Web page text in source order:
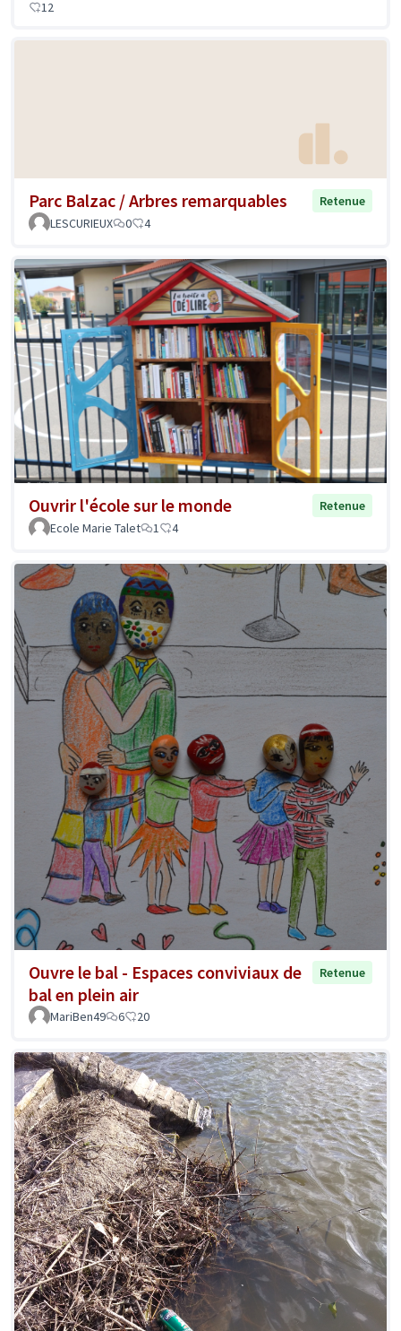
12
Parc Balzac / Arbres remarquables
Retenue
LESCURIEUX
0 4
Ouvrir l'école sur le monde
Retenue
Ecole Marie Talet
1 4
Ouvre le bal - Espaces conviviaux de
bal en plein air
Retenue
MariBen49 6 20